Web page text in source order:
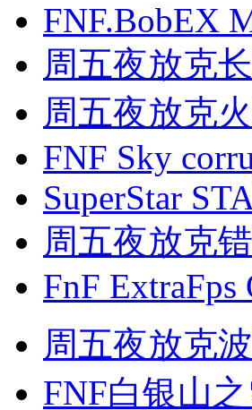
FNF.BobEX
周五夜放克
周五夜放克
FNF Sky
SuperStar
周五夜放克
FnF ExtraFps
周五夜放克
FNF白银山